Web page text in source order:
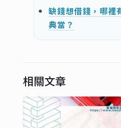
缺錢想借錢，哪裡
典當？
相關文章